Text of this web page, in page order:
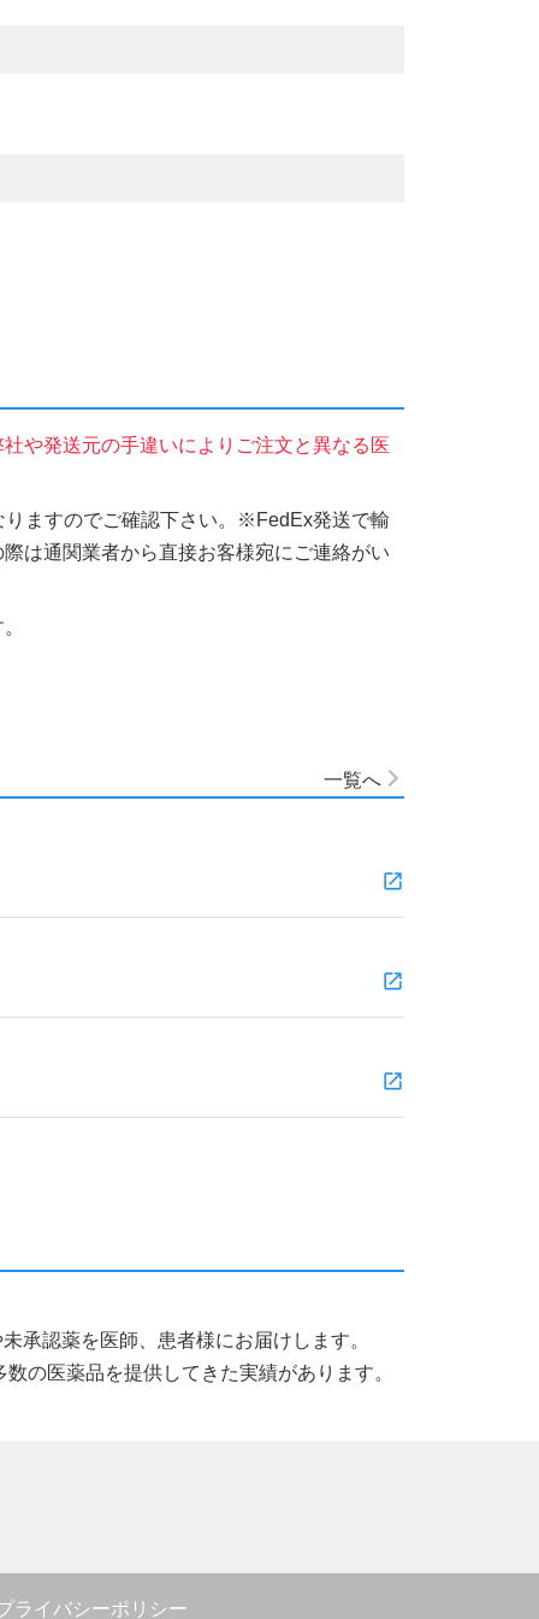
や発送元の手違いによりご注文と異なる医
ますのでご確認下さい。※FedEx発送で輸
は通関業者から直接お客様宛にご連絡がい
一覧へ
承認薬を医師、患者様にお届けします。
の医薬品を提供してきた実績があります。
ライバシーポリシー